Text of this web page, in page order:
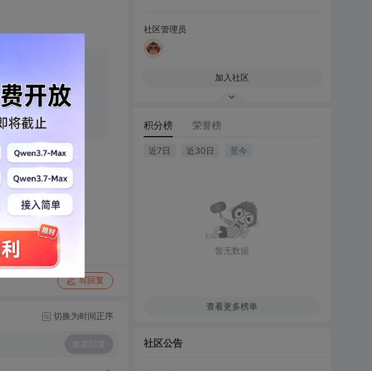
写回复
切换为时间正序
发表回复
社区管理员
加入社区
积分榜 荣誉榜
近7日 近30日 至今
暂无数据
查看更多榜单
社区公告